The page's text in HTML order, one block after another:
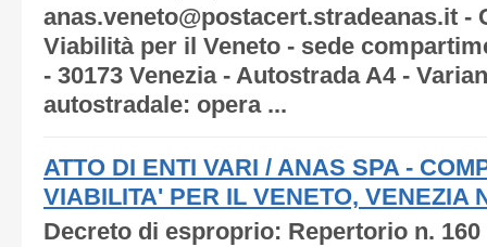
anas.veneto@postacert.stradeanas.it -
Viabilità per il Veneto - sede
- 30173 Venezia - Autostrada A4 -
autostradale: opera ...
ATTO DI ENTI VARI / ANAS SPA -
VIABILITA' PER IL VENETO, VENEZIA
Decreto di esproprio: Repertorio n. 160